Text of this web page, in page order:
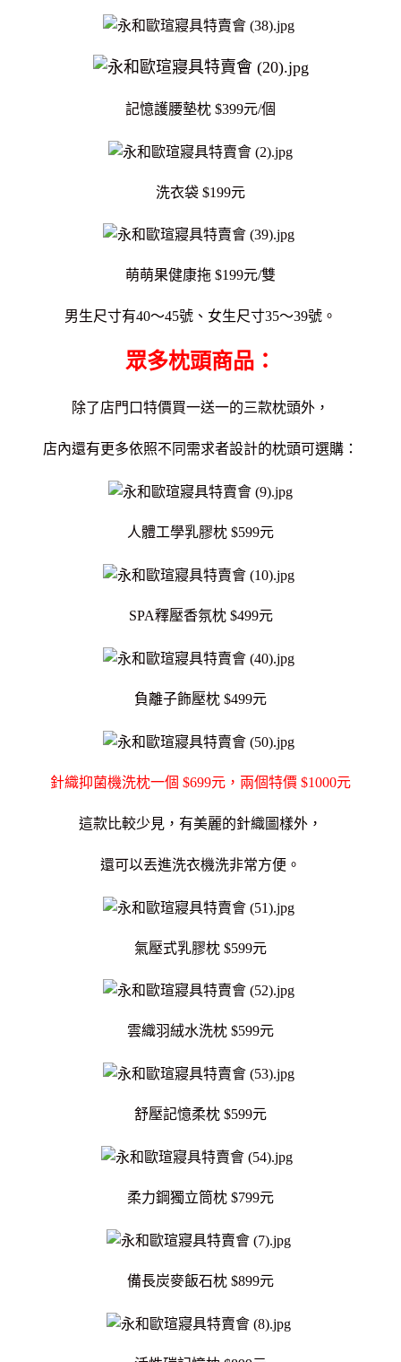
記憶護腰墊枕 $399元/個
洗衣袋 $199元
萌萌果健康拖 $199元/雙
男生尺寸有40～45號、女生尺寸35～39號。
眾多枕頭商品：
除了店門口特價買一送一的三款枕頭外，
店內還有更多依照不同需求者設計的枕頭可選購：
人體工學乳膠枕 $599元
SPA釋壓香氛枕 $499元
負離子飾壓枕 $499元
針織抑菌機洗枕一個 $699元，兩個特價 $1000元
這款比較少見，有美麗的針織圖樣外，
還可以丟進洗衣機洗非常方便。
氣壓式乳膠枕 $599元
雲織羽絨水洗枕 $599元
舒壓記憶柔枕 $599元
柔力鋼獨立筒枕 $799元
備長炭麥飯石枕 $899元